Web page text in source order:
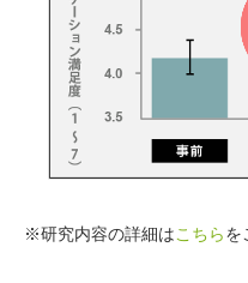
※研究内容の詳細はこちらを